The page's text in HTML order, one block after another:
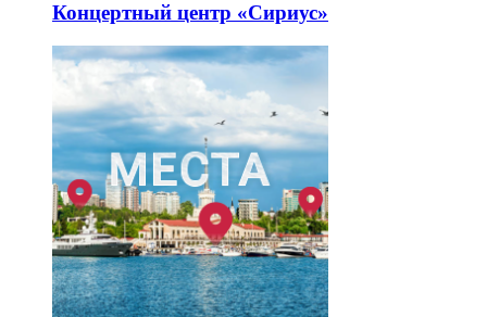
Концертный центр «Сириус»